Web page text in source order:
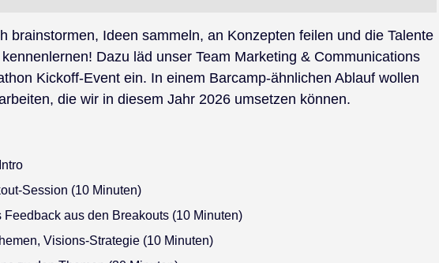
brainstormen, Ideen sammeln, an Konzepten feilen und die Talente
Dazu läd unser Team Marketing & Communications
Kickoff-Event ein. In einem Barcamp-ähnlichen Ablauf wollen
die wir in diesem Jahr 2026 umsetzen können.
Session (10 Minuten)
Feedback aus den Breakouts (10 Minuten)
Visions-Strategie (10 Minuten)